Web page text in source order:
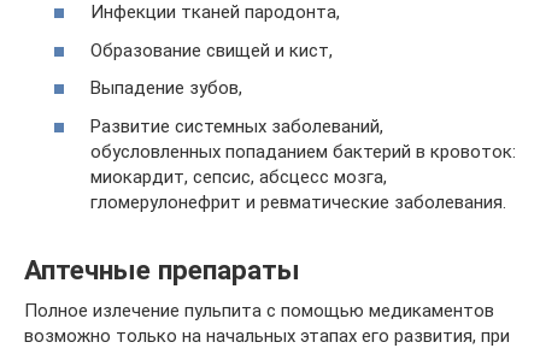
Инфекции тканей пародонта,
Образование свищей и кист,
Выпадение зубов,
Развитие системных заболеваний,
обусловленных попаданием бактерий в кровоток:
миокардит, сепсис, абсцесс мозга,
гломерулонефрит и ревматические заболевания.
Аптечные препараты
Полное излечение пульпита с помощью медикаментов
возможно только на начальных этапах его развития, при